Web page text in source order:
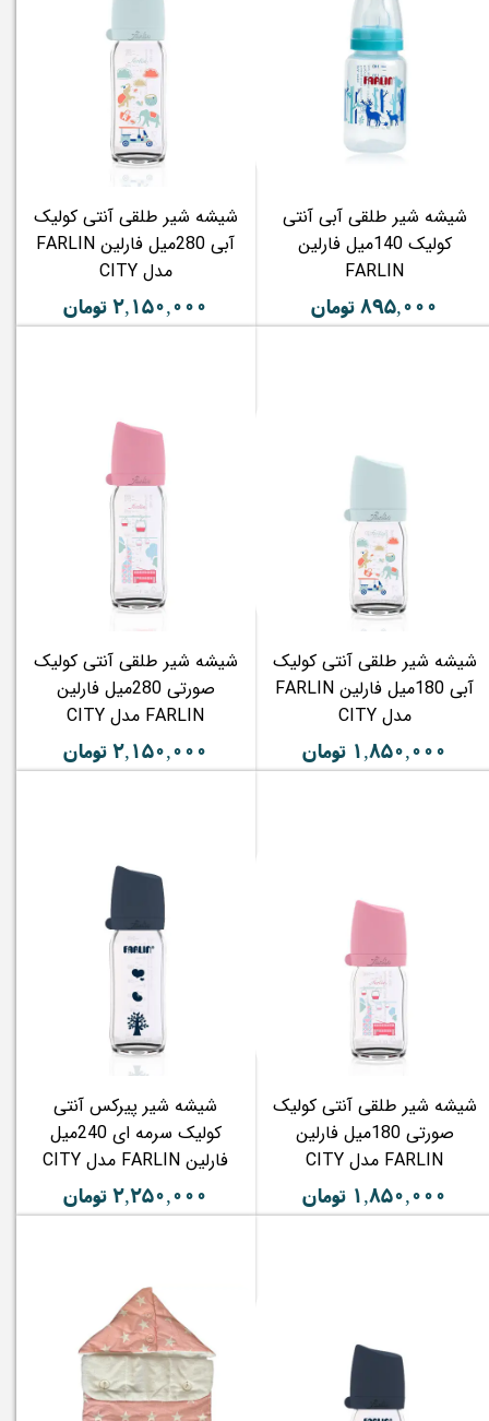
شیشه شیر طلقی آبی آنتی
کولیک 140میل فارلین
FARLIN
۸۹۵,۰۰۰ تومان
شیشه شیر طلقی آنتی کولیک
آبی 280میل فارلین FARLIN
مدل CITY
۲,۱۵۰,۰۰۰ تومان
شیشه شیر طلقی آنتی کولیک
آبی 180میل فارلین FARLIN
مدل CITY
۱,۸۵۰,۰۰۰ تومان
شیشه شیر طلقی آنتی کولیک
صورتی 280میل فارلین
FARLIN مدل CITY
۲,۱۵۰,۰۰۰ تومان
شیشه شیر طلقی آنتی کولیک
صورتی 180میل فارلین
FARLIN مدل CITY
۱,۸۵۰,۰۰۰ تومان
شیشه شیر پیرکس آنتی
کولیک سرمه ای 240میل
فارلین FARLIN مدل CITY
۲,۲۵۰,۰۰۰ تومان